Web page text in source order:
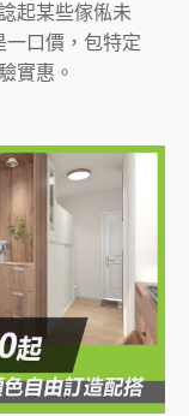
起某些傢俬未
一口價，包特定
實惠。